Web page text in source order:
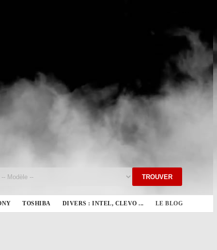
TROUVER
TOSHIBA DIVERS : INTEL, CLEVO ... LE BLOG